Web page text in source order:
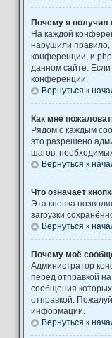
Почему я получил
На каждой
нарушили правило,
конференции, и
данном сайте.
конференции.
Вернуться к
Как мне
Рядом с каждым
это разрешено
шагов,
Вернуться к
Что означает
Эта кнопка
загрузки
Вернуться к
Почему моё
Администратор
перед отправкой
сообщения
отправкой.
информации.
Вернуться к